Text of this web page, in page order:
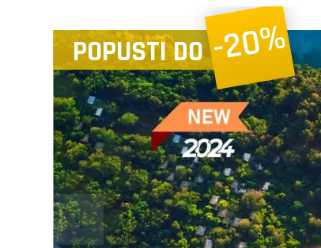
POPUSTI DO-20%